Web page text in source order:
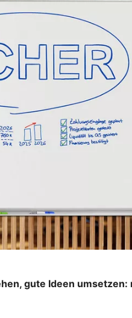
gute Ideen